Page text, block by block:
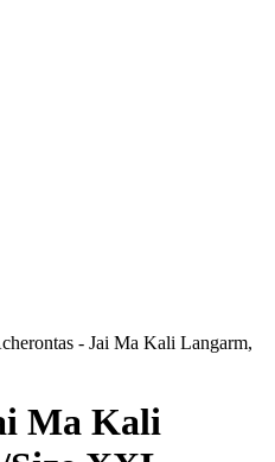
- Jai Ma Kali Langarm,
Ma Kali